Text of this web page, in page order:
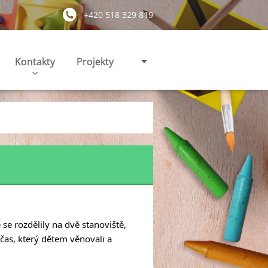
+420 518 329 819
Kontakty Projekty
rozdělily na dvě stanoviště,
který dětem věnovali a